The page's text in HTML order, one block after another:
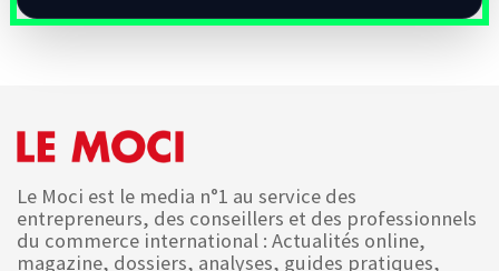
Le Moci est le media n°1 au service des
entrepreneurs, des conseillers et des professionnels
du commerce international : Actualités online,
magazine, dossiers, analyses, guides pratiques,